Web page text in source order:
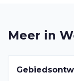
Meer in
2022-2026